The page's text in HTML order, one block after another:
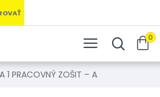
0
1 PRACOVNÝ ZOŠIT – A